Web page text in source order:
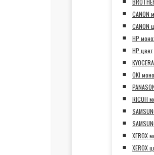
CANON
CANON
HP
HP цвет
OKI
RICOH
XEROX
XEROX